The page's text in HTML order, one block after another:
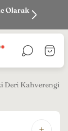
Olarak
Sepet
Deri Kahverengi